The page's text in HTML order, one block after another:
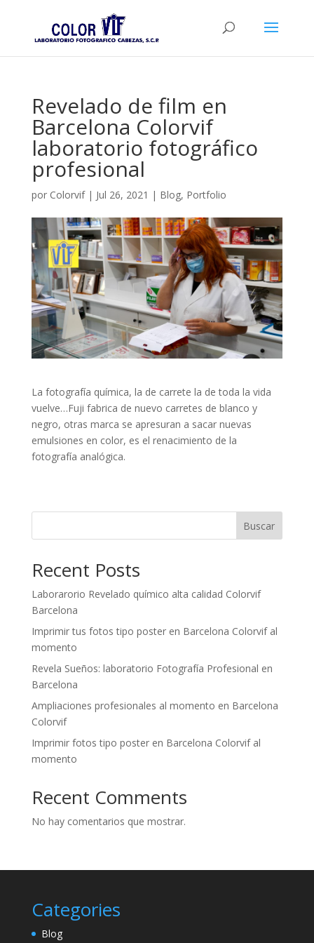
Revelado de film en
Barcelona Colorvif
laboratorio fotográfico
profesional
por Colorvif| Jul 26, 2021 | Blog, Portfolio
La fotografía química, la de carrete la de toda la vida
vuelve…Fuji fabrica de nuevo carretes de blanco y
negro, otras marca se apresuran a sacar nuevas
emulsiones en color, es el renacimiento de la
fotografía analógica.
Buscar
Recent Posts
Laborarorio Revelado químico alta calidad Colorvif
Barcelona
Imprimir tus fotos tipo poster en Barcelona Colorvif al
momento
Revela Sueños: laboratorio Fotografía Profesional en
Barcelona
Ampliaciones profesionales al momento en Barcelona
Colorvif
Imprimir fotos tipo poster en Barcelona Colorvif al
momento
Recent Comments
No hay comentarios que mostrar.
Categories
Blog